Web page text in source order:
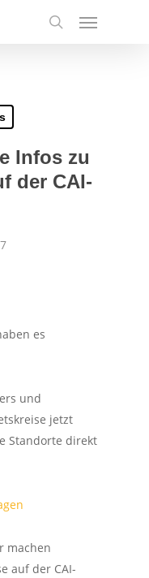
Menu
Infos zu
der CAI-
es
und
jetzt
Standorte direkt
machen
auf der CAI-